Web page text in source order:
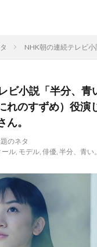
NHK朝の連続テレビ
ビ小説「半分、青
れのすずめ）役演
ん。
のネタ
ール, モデル, 俳優, 半分、青い。